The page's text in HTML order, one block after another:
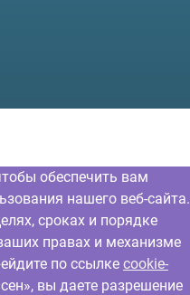
обеспечить вам
нашего веб-сайта.
сроках и порядке
правах и механизме
по ссылке cookie-
вы даете разрешение